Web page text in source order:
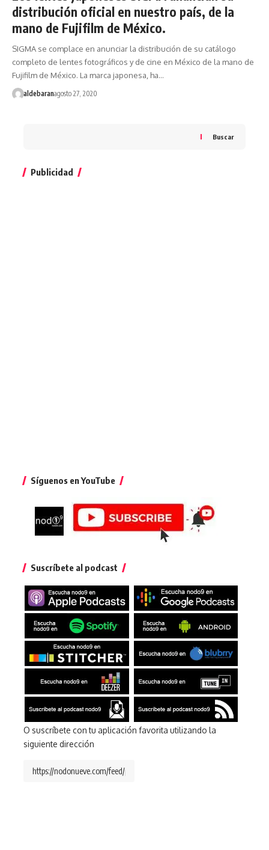
distribución oficial en nuestro país, de la
mano de Fujifilm de México.
SIGMA se complace en anunciar la distribución de su catálogo
completo de lentes fotográficos y de cine en México de la mano de
Fujifilm de México. La marca japonesa, ha…
aldebaranagosto 27, 2020
Buscar
Publicidad
Síguenos en YouTube
Suscríbete al podcast
O suscríbete con tu aplicación favorita utilizando la
siguiente dirección